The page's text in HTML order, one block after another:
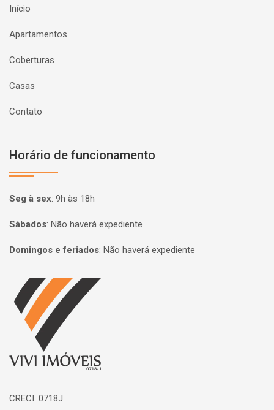
Início
Apartamentos
Coberturas
Casas
Contato
Horário de funcionamento
Seg à sex: 9h às 18h
Sábados: Não haverá expediente
Domingos e feriados: Não haverá expediente
Página inicial
CRECI: 0718J